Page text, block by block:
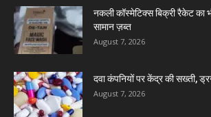
Ben Pharmaceuticals
Mcneil & Argus Pharmaceuticals
नकली कॉस्मेटिक्स बिक्री रैकेट
सामान ज़ब्त
August 7, 2026
दवा कंपनियों पर केंद्र की सख्ती,
August 7, 2026